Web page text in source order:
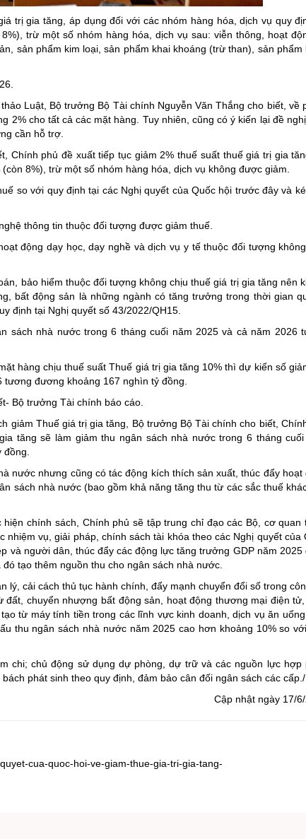
Đưa nghị quyết của Đảng vào cuộc
Bầu cử đại biểu Quốc hội khóa
Gia đình hạnh phúc bền vững
Thông tin biên giới
Người Việt Nam ưu tiên dùng hàng
Phóng sự ảnh
Chuyên mục khác
trị gia tăng, áp dụng đối với các nhóm hàng hóa, dịch vụ quy
trừ một số nhóm hàng hóa, dịch vụ sau: viễn thông, hoạt
sản phẩm kim loại, sản phẩm khai khoáng (trừ than), sản phẩm
Luật, Bộ trưởng Bộ Tài chính Nguyễn Văn Thắng cho biết, về
2% cho tất cả các mặt hàng. Tuy nhiên, cũng có ý kiến lại đề
cần hỗ trợ.
Chính phủ đề xuất tiếp tục giảm 2% thuế suất thuế giá trị gia
8%), trừ một số nhóm hàng hóa, dịch vụ không được giảm.
so với quy định tại các Nghị quyết của Quốc hội trước đây và
thông tin thuộc đối tượng được giảm thuế.
động dạy học, dạy nghề và dịch vụ y tế thuộc đối tượng
bảo hiểm thuộc đối tượng không chịu thuế giá trị gia tăng nên
bất động sản là những ngành có tăng trưởng trong thời gian
định tại Nghị quyết số 43/2022/QH15.
sách nhà nước trong 6 tháng cuối năm 2025 và cả năm 2026
hàng chịu thuế suất Thuế giá trị gia tăng 10% thì dự kiến số
đương khoảng 167 nghìn tỷ đồng.
Bộ trưởng Tài chính báo cáo.
giảm Thuế giá trị gia tăng, Bộ trưởng Bộ Tài chính cho biết,
tăng sẽ làm giảm thu ngân sách nhà nước trong 6 tháng cuối
nước nhưng cũng có tác động kích thích sản xuất, thúc đẩy hoạt
sách nhà nước (bao gồm khả năng tăng thu từ các sắc thuế
chính sách, Chính phủ sẽ tập trung chỉ đạo các Bộ, cơ quan
vụ, giải pháp, chính sách tài khóa theo các Nghị quyết của
và người dân, thúc đẩy các động lực tăng trưởng GDP năm 2025
tạo thêm nguồn thu cho ngân sách nhà nước.
cải cách thủ tục hành chính, đẩy mạnh chuyển đổi số trong
chuyển nhượng bất động sản, hoạt động thương mại điện
từ máy tính tiền trong các lĩnh vực kinh doanh, dịch vụ ăn
thu ngân sách nhà nước năm 2025 cao hơn khoảng 10% so
chi; chủ động sử dụng dự phòng, dự trữ và các nguồn lực hợp
phát sinh theo quy định, đảm bảo cân đối ngân sách các cấp./.
Cập nhật ngày 17/
cua-quoc-hoi-ve-giam-thue-gia-tri-gia-tang-